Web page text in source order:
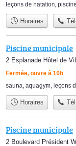
leçons de natation piscine
Horaires
Piscine municipale
2 Esplanade Hôtel de
Fermée, ouvre à 10h
sauna, aquagym, leçons
Horaires
Piscine municipale
2 Boulevard Président